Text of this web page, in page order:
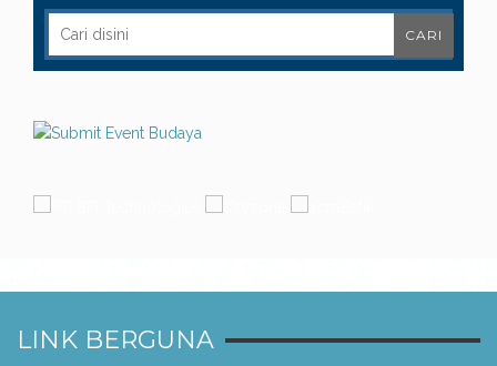
LINK BERGUNA